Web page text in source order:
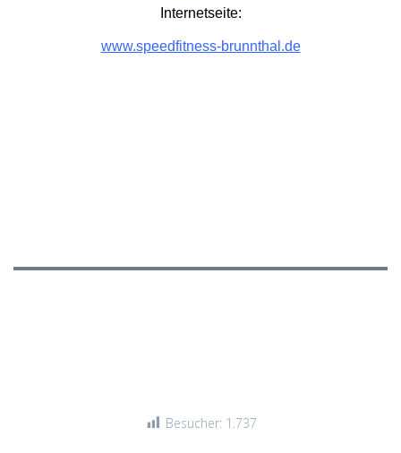
Internetseite:
www.speedfitness-brunnthal.de
Besucher: 1.737